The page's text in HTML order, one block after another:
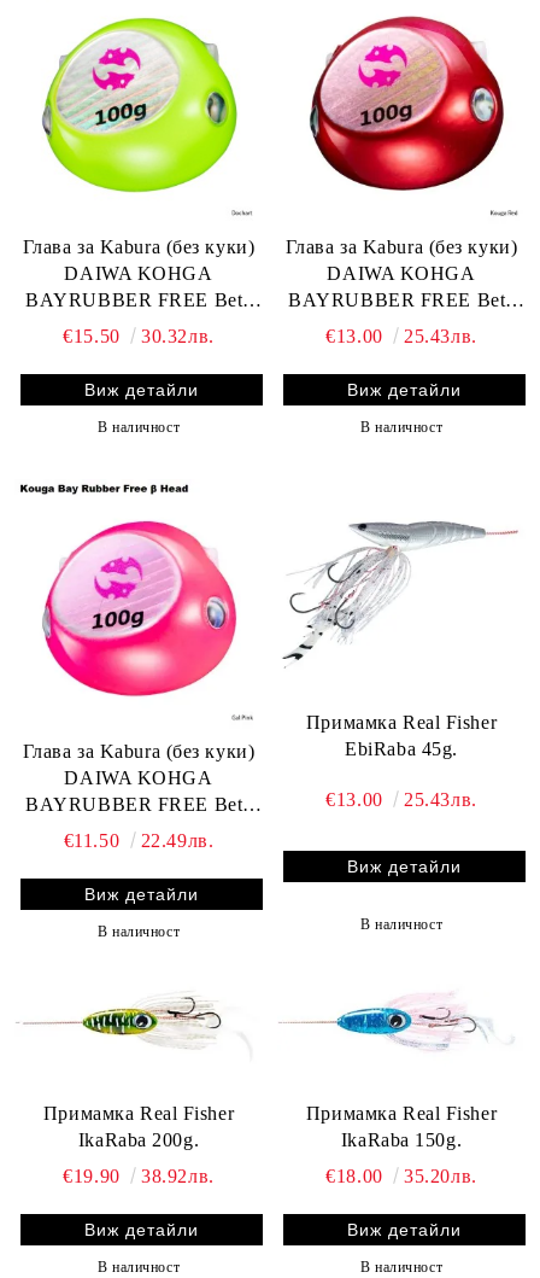
Глава за Kabura (без куки)
DAIWA KOHGA
BAYRUBBER FREE Beta
HEAD 250gr.
€15.50 30.32лв.
Виж детайли
В наличност
Глава за Kabura (без куки)
DAIWA KOHGA
BAYRUBBER FREE Beta
HEAD 200gr.
€13.00 25.43лв.
Виж детайли
В наличност
Глава за Kabura (без куки)
DAIWA KOHGA
BAYRUBBER FREE Beta
HEAD 150gr.
€11.50 22.49лв.
Виж детайли
В наличност
Примамка Real Fisher
EbiRaba 45g.
€13.00 25.43лв.
Виж детайли
В наличност
Примамка Real Fisher
IkaRaba 200g.
€19.90
38.92лв.
Виж детайли
В наличност
Примамка Real Fisher
IkaRaba 150g.
€18.00
35.20лв.
Виж детайли
В наличност